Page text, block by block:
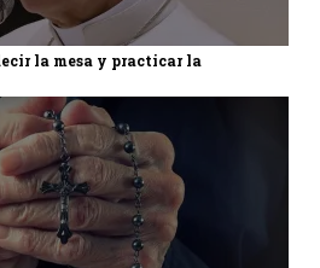
la mesa y practicar la